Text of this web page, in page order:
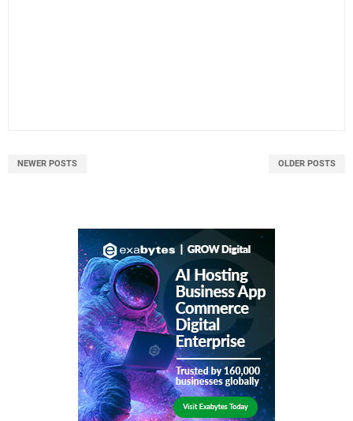
NEWER POSTS OLDER POSTS